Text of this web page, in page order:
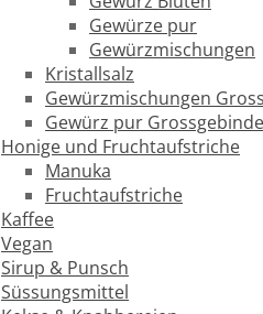
Gewürze pur
Gewürzmischungen
Kristallsalz
Gewürzmischungen
Gewürz pur Grossgebinde
Honige und Fruchtaufstriche
Manuka
Fruchtaufstriche
Kaffee
Vegan
Sirup & Punsch
Süssungsmittel